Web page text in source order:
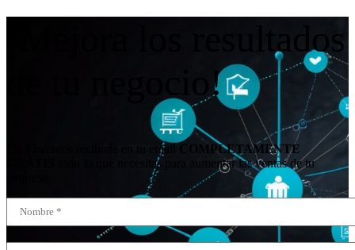
¡Mejora los resultados
de tu negocio!
En 3 minutos recibirás en tu email
COMPLETAMENTE
todo lo que necesitas para aumentar las ventas de tu